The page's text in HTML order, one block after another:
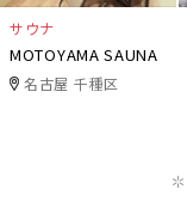
サウナ
MOTOYAMA SAUNA
名古屋 千種区